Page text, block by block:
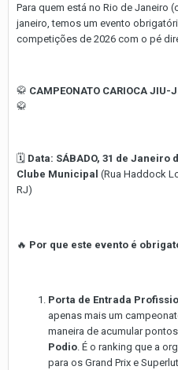
Para quem está no Rio de Janeiro
janeiro, temos um evento
competições de 2026 com o pé
🥋 CAMPEONATO CARIOCA JIU-
🥋
🗓️ Data: SÁBADO, 31 de Janeiro
Clube Municipal (Rua Haddock
RJ)
🔥 Por que este evento é
Porta de Entrada
apenas mais um
maneira de acumular
Podio. É o ranking que a
para os Grand Prix e